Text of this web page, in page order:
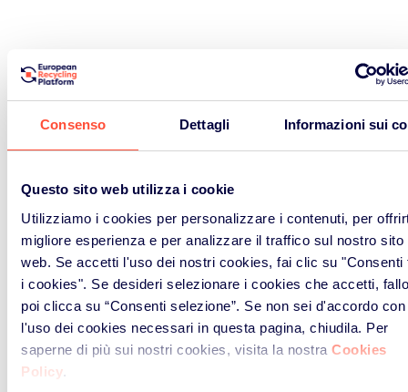
Consenso Dettagli Informazioni sui
Questo sito web utilizza i cookie
Utilizziamo i cookies per personalizzare i contenuti, per
migliore esperienza e per analizzare il traffico sul nostro sito
web. Se accetti l'uso dei nostri cookies, fai clic su "Consenti
i cookies". Se desideri selezionare i cookies che accetti,
poi clicca su “Consenti selezione”. Se non sei d'accordo con
l'uso dei cookies necessari in questa pagina, chiudila. Per
saperne di più sui nostri cookies, visita la nostra Cookies
Policy.